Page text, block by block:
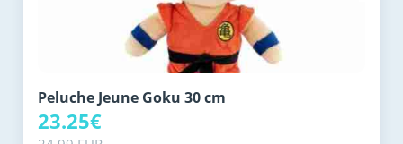
Peluche Jeune Goku 30 cm
23.25€